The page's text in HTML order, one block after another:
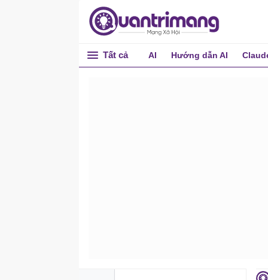
Tất cả AI Hướng dẫn AI